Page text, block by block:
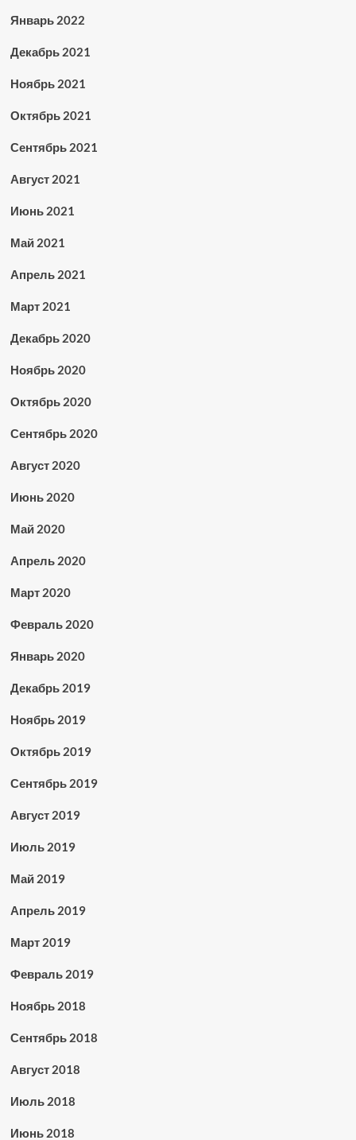
Январь 2022
Декабрь 2021
Ноябрь 2021
Октябрь 2021
Сентябрь 2021
Август 2021
Июнь 2021
Май 2021
Апрель 2021
Март 2021
Декабрь 2020
Ноябрь 2020
Октябрь 2020
Сентябрь 2020
Август 2020
Июнь 2020
Май 2020
Апрель 2020
Март 2020
Февраль 2020
Январь 2020
Декабрь 2019
Ноябрь 2019
Октябрь 2019
Сентябрь 2019
Август 2019
Июль 2019
Май 2019
Апрель 2019
Март 2019
Февраль 2019
Ноябрь 2018
Сентябрь 2018
Август 2018
Июль 2018
Июнь 2018